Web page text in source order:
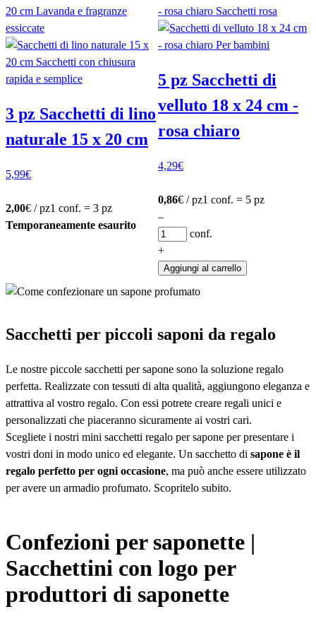
3 pz Sacchetti di lino
naturale 15 x 20 cm
5,99€
2,00€ / pz1 conf. = 3 pz
Temporaneamente esaurito
5 pz Sacchetti di
velluto 18 x 24 cm -
rosa chiaro
4,29€
0,86€ / pz1 conf. = 5 pz
–
conf.
+
Aggiungi al carrello
Sacchetti per piccoli saponi da regalo
Le nostre piccole sacchetti per sapone sono la soluzione regalo
perfetta. Realizzate con tessuti di alta qualità, aggiungono eleganza e
attrattiva al vostro regalo. Con essi potrete creare regali unici e
personalizzati che piaceranno sicuramente ai vostri cari.
Scegliete i nostri mini sacchetti regalo per sapone per presentare i
vostri doni in modo unico ed elegante. Un sacchetto di sapone è il
regalo perfetto per ogni occasione, ma può anche essere utilizzato
per avere un armadio profumato. Scopritelo subito.
Confezioni per saponette |
Sacchettini con logo per
produttori di saponette